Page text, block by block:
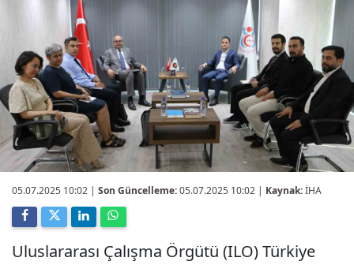
05.07.2025 10:02 | Son Güncelleme:05.07.2025 10:02 | Kaynak:İHA
Uluslararası Çalışma Örgütü (ILO) Türkiye